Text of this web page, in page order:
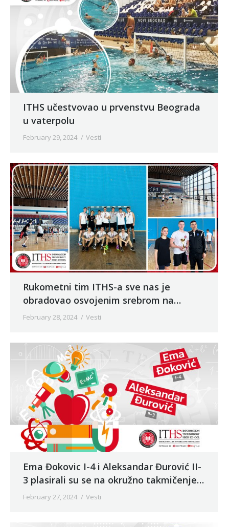
ITHS učestvovao u prvenstvu Beograda
u vaterpolu
February 29, 2024 Vesti
Rukometni tim ITHS-a sve nas je
obradovao osvojenim srebrom na
opštinskom takmičenju
February 28, 2024 Vesti
Ema Đokovic I-4 i Aleksandar Đurović II-
3 plasirali su se na okružno takmičenje
iz fizike
February 27, 2024 Vesti